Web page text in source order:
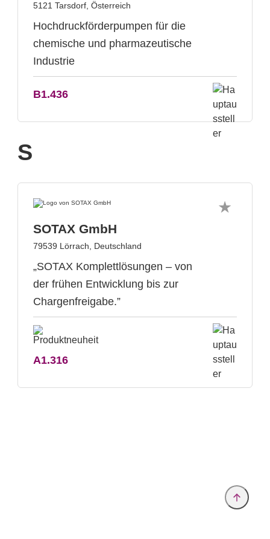
5121 Tarsdorf, Österreich
Hochdruckförderpumpen für die
chemische und pharmazeutische
Industrie
B1.436
S
SOTAX GmbH
79539 Lörrach, Deutschland
„SOTAX Komplettlösungen – von
der frühen Entwicklung bis zur
Chargenfreigabe.”
A1.316